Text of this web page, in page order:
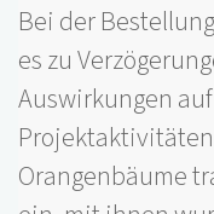
Bei der
es zu
Auswirkungen
Orangenbäume